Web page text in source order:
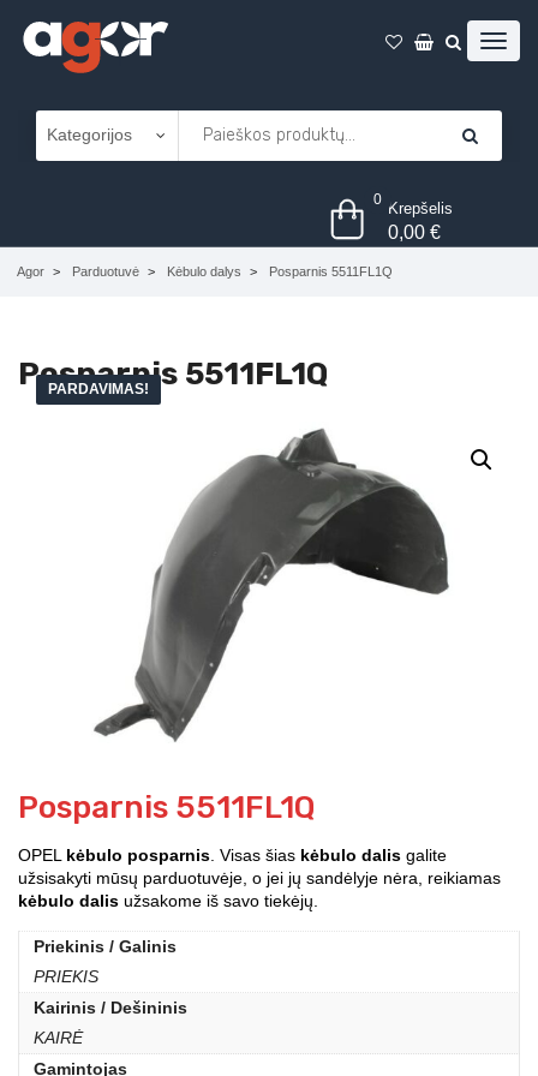
0 Krepšelis
0,00€
Agor Parduotuvė Kėbulo dalys Posparnis 5511FL1Q
Posparnis 5511FL1Q
PARDAVIMAS!
Posparnis 5511FL1Q
OPEL kėbulo posparnis . Visas šias kėbulo dalis galite
užsisakyti mūsų parduotuvėje, o jei jų sandėlyje nėra, reikiamas
kėbulo dalis užsakome iš savo tiekėjų.
Priekinis / Galinis
PRIEKIS
Kairinis / Dešininis
KAIRĖ
Gamintojas